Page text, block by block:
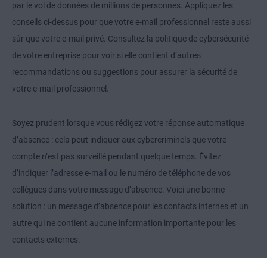
par le vol de données de millions de personnes. Appliquez les
conseils ci-dessus pour que votre e-mail professionnel reste aussi
sûr que votre e-mail privé. Consultez la politique de cybersécurité
de votre entreprise pour voir si elle contient d’autres
recommandations ou suggestions pour assurer la sécurité de
votre e-mail professionnel.
Soyez prudent lorsque vous rédigez votre réponse automatique
d’absence : cela peut indiquer aux cybercriminels que votre
compte n’est pas surveillé pendant quelque temps. Évitez
d’indiquer l’adresse e-mail ou le numéro de téléphone de vos
collègues dans votre message d’absence. Voici une bonne
solution : un message d’absence pour les contacts internes et un
autre qui ne contient aucune information importante pour les
contacts externes.